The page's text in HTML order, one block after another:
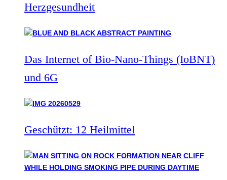
Herzgesundheit
Das Internet of Bio-Nano-Things (IoBNT)
und 6G
Geschützt: 12 Heilmittel